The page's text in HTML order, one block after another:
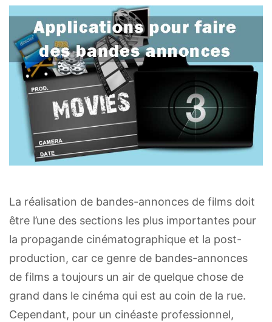
La réalisation de bandes-annonces de films doit
être l’une des sections les plus importantes pour
la propagande cinématographique et la post-
production, car ce genre de bandes-annonces
de films a toujours un air de quelque chose de
grand dans le cinéma qui est au coin de la rue.
Cependant, pour un cinéaste professionnel,